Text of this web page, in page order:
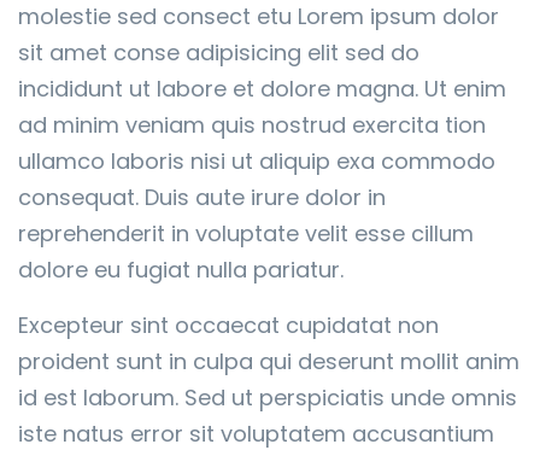
molestie sed consect etu Lorem ipsum dolor
sit amet conse adipisicing elit sed do
incididunt ut labore et dolore magna. Ut enim
ad minim veniam quis nostrud exercita tion
ullamco laboris nisi ut aliquip exa commodo
consequat. Duis aute irure dolor in
reprehenderit in voluptate velit esse cillum
dolore eu fugiat nulla pariatur.
Excepteur sint occaecat cupidatat non
proident sunt in culpa qui deserunt mollit anim
id est laborum. Sed ut perspiciatis unde omnis
iste natus error sit voluptatem accusantium